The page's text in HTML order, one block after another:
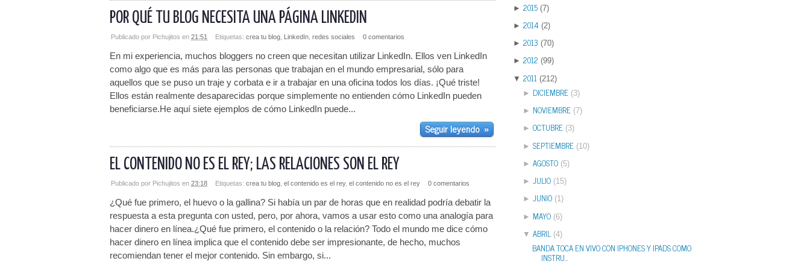
POR QUÉ TU BLOG NECESITA UNA PÁGINA LINKEDIN
Publicado por Pichujitos en 21:51 Etiquetas: crea tu blog LinkedIn redes sociales 0 comentarios
En mi experiencia, muchos bloggers no creen que necesitan utilizar LinkedIn. Ellos ven LinkedIn
como algo que es más para las personas que trabajan en el mundo empresarial, sólo para
aquellos que se puso un traje y corbata e ir a trabajar en una oficina todos los días. ¡Qué triste!
Ellos están realmente desaparecidas porque simplemente no entienden cómo LinkedIn pueden
beneficiarse.He aquí siete ejemplos de cómo LinkedIn puede...
Seguir leyendo »
EL CONTENIDO NO ES EL REY; LAS RELACIONES SON EL REY
Publicado por Pichujitos en 23:18 Etiquetas: crea tu blog el contenido es el rey, el contenido no es el rey 0 comentarios
¿Qué fue primero, el huevo o la gallina? Si había un par de horas que en realidad podría debatir la
respuesta a esta pregunta con usted, pero, por ahora, vamos a usar esto como una analogía para
hacer dinero en línea.¿Qué fue primero, el contenido o la relación? Todo el mundo me dice cómo
hacer dinero en línea implica que el contenido debe ser impresionante, de hecho, muchos
recomiendan tener el mejor contenido. Sin embargo, si...
► 2015 (7)
► 2014 (2)
► 2013 (70)
► 2012 (99)
▼ 2011 (212)
► DICIEMBRE (3)
► NOVIEMBRE (7)
► OCTUBRE (3)
► SEPTIEMBRE (10)
► AGOSTO (5)
► JULIO (15)
► JUNIO (1)
► MAYO (6)
▼ ABRIL (4)
BANDA TOCA EN VIVO CON IPHONES Y IPADS COMO
INSTRU...